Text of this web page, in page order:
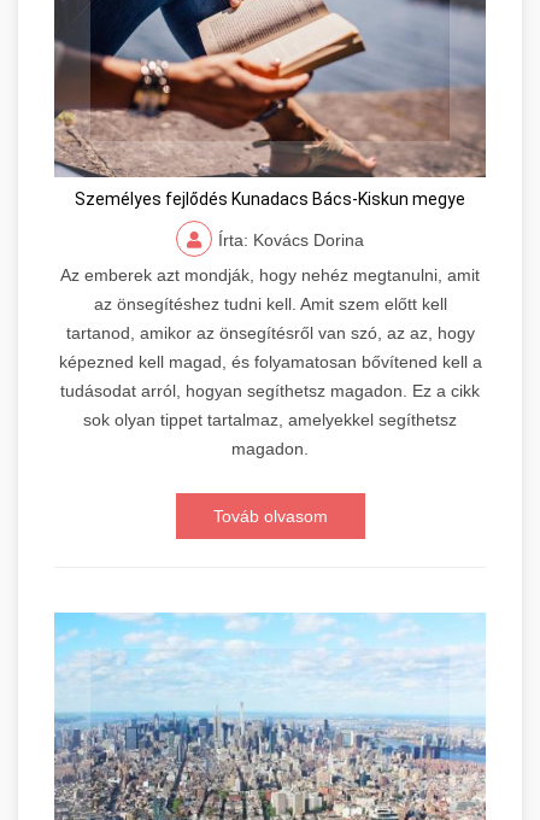
Személyes fejlődés Kunadacs Bács-Kiskun megye
Írta: Kovács Dorina
Az emberek azt mondják, hogy nehéz megtanulni, amit
az önsegítéshez tudni kell. Amit szem előtt kell
tartanod, amikor az önsegítésről van szó, az az, hogy
képezned kell magad, és folyamatosan bővítened kell a
tudásodat arról, hogyan segíthetsz magadon. Ez a cikk
sok olyan tippet tartalmaz, amelyekkel segíthetsz
magadon.
Továb olvasom